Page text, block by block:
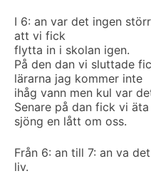
I 6: an var det ingen
att vi fick
flytta in i skolan igen.
På den dan vi sluttade
lärarna jag kommer inte
ihåg vann men kul var
Senare på dan fick vi
sjöng en lått om oss.
Från 6: an till 7: an va
liv.